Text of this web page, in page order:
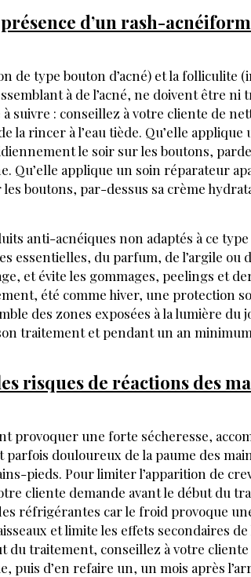
d’un rash-
de type bouton d’acné) et la folliculite
à de l’acné, ne doivent être ni
à suivre : conseillez à votre cliente de
la rincer à l’eau tiède. Qu’elle
le soir sur les boutons,
Qu’elle applique un soin réparateur
boutons, par-dessus sa crème
anti-acnéiques non adaptés à ce
essentielles, du parfum, de l’argile ou
et évite les gommages, peelings et
été comme hiver, une protection
des zones exposées à la lumière du
traitement et pendant un an
risques de réactions des
provoquer une forte sécheresse,
douloureux de la paume des
pieds. Pour limiter l’apparition de
cliente demande avant le début du
réfrigérantes car le froid provoque
et limite les effets secondaires
du traitement, conseillez à votre
puis d’en refaire un, un mois après